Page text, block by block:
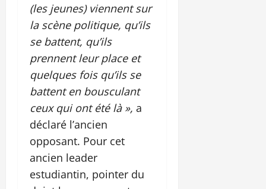
(les jeunes) viennent sur
la scène politique, qu’ils
se battent, qu’ils
prennent leur place et
quelques fois qu’ils se
battent en bousculant
ceux qui ont été là », a
déclaré l’ancien
opposant. Pour cet
ancien leader
estudiantin, pointer du